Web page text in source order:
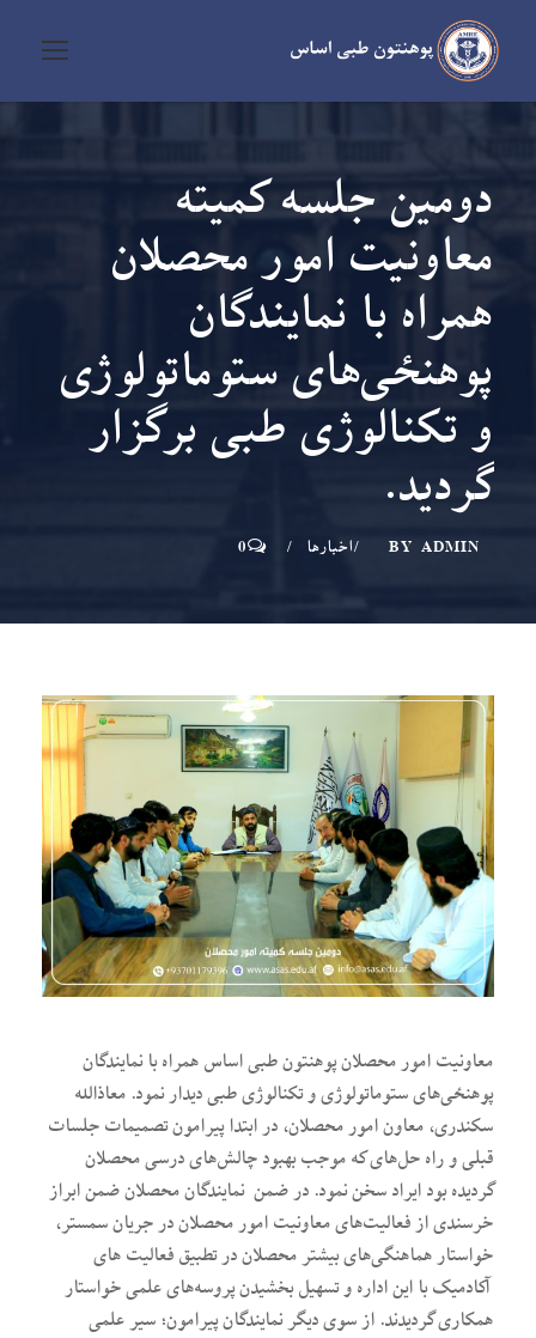
دومین جلسه کمیته
معاونیت امور محصلان
همراه با نمایندگان
پوهنحٔی‌های ستوماتولوژی
و تکنالوژی طبی برگزار
گردید.
BY ADMIN اخبارها 0
معاونیت امور محصلان پوهنتون طبی اساس همراه با نمایندگان
پوهنحٔی‌های ستوماتولوژی و تکنالوژی طبی دیدار نمود. معاذالله
سکندری، معاون امور محصلان، در ابتدا پیرامون تصمیمات جلسات
قبلی و راه‌ حل‌های که موجب بهبود چالش‌های درسی محصلان
گردیده بود ایراد سخن نمود. در ضمن نمایندگان محصلان ضمن ابراز
خرسندی از فعالیت‌های معاونیت امور محصلان در جریان سمستر،
خواستار هماهنگی‌های بیشتر محصلان در تطبیق فعالیت های
آکادمیک با این اداره و تسهیل بخشیدن پروسه‌های علمی خواستار
همکاری گردیدند. از سوی دیگر نمایندگان پیرامون؛ سیر علمی